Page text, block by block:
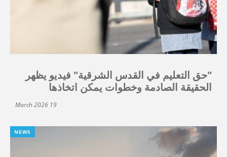
"حق التعليم في القدس الشرقية" فيديو يظهر
الحقيقة الصادمة وخطوات يمكن اتخاذها
19 March 2026
NEWS